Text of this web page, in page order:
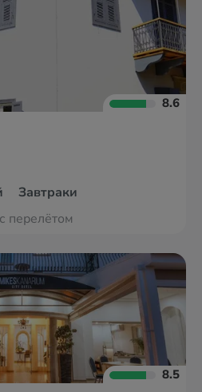
8.6
Завтраки
перелётом
8.5